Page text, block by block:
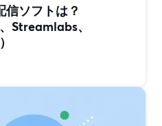
ソフトは？
Streamlabs、